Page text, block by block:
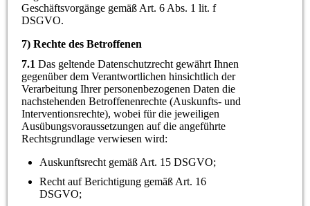
Geschäftsvorgänge gemäß Art. 6 Abs. 1 lit. f
DSGVO.
7) Rechte des Betroffenen
7.1 Das geltende Datenschutzrecht gewährt Ihnen
gegenüber dem Verantwortlichen hinsichtlich der
Verarbeitung Ihrer personenbezogenen Daten die
nachstehenden Betroffenenrechte (Auskunfts- und
Interventionsrechte), wobei für die jeweiligen
Ausübungsvoraussetzungen auf die angeführte
Rechtsgrundlage verwiesen wird:
Auskunftsrecht gemäß Art. 15 DSGVO;
Recht auf Berichtigung gemäß Art. 16
DSGVO;